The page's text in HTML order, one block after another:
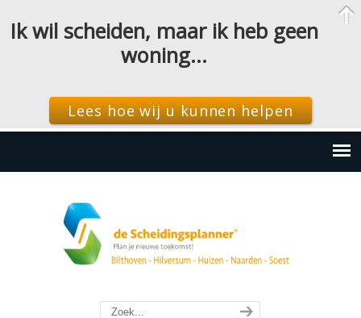
Ik wil scheiden, maar ik heb geen
woning…
Lees hoe wij u kunnen helpen